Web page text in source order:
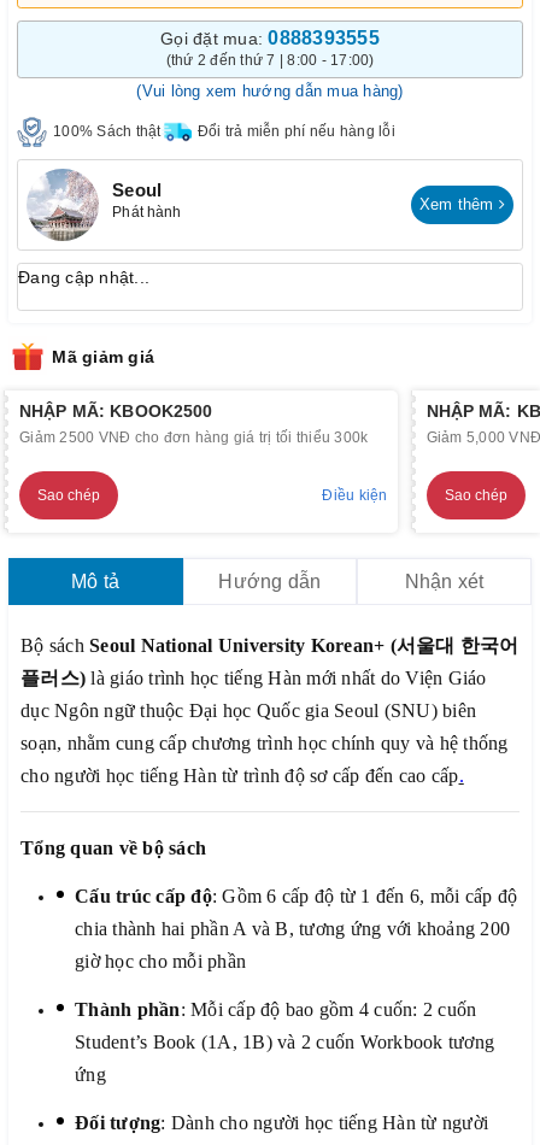
Gọi đặt mua:0888393555
(thứ 2 đến thứ 7 | 8:00 - 17:00)
(Vui lòng xem hướng dẫn mua hàng)
100% Sách thật Đổi trả miễn phí nếu hàng lỗi
Seoul
Phát hành Xem thêm
Đang cập nhật...
Mã giảm giá
NHẬP MÃ: KBOOK2500
Giảm 2500 VNĐ cho đơn hàng giá trị tối thiểu 300k
Sao chép Điều kiện
NHẬP MÃ:
Giảm 5,000
Sao chép
Mô tả Hướng dẫn Nhận xét
Bộ sách Seoul National University Korean+ (서울대 한국어
플러스) là giáo trình học tiếng Hàn mới nhất do Viện Giáo
dục Ngôn ngữ thuộc Đại học Quốc gia Seoul (SNU) biên
soạn, nhằm cung cấp chương trình học chính quy và hệ thống
cho người học tiếng Hàn từ trình độ sơ cấp đến cao cấp.
Tổng quan về bộ sách
Cấu trúc cấp độ: Gồm 6 cấp độ từ 1 đến 6, mỗi cấp độ
chia thành hai phần A và B, tương ứng với khoảng 200
giờ học cho mỗi phần
Thành phần: Mỗi cấp độ bao gồm 4 cuốn: 2 cuốn
Student’s Book (1A, 1B) và 2 cuốn Workbook tương
ứng
Đối tượng: Dành cho người học tiếng Hàn từ người